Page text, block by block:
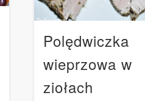
Polędwiczka
wieprzowa w
ziołach